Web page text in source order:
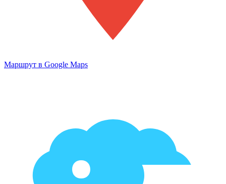
Маршрут в Google Maps